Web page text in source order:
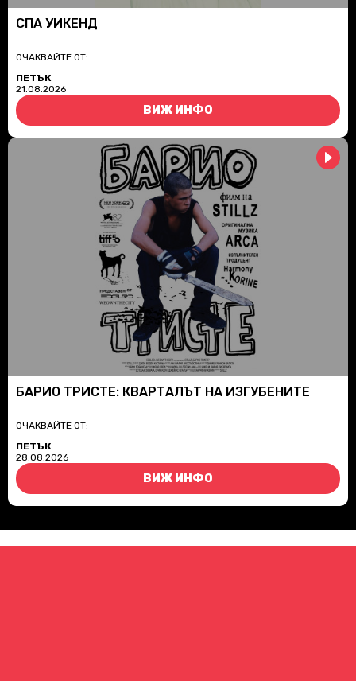
СПА УИКЕНД
ОЧАКВАЙТЕ ОТ:
ПЕТЪК
21.08.2026
ВИЖ ИНФО
БАРИО ТРИСТЕ: КВАРТАЛЪТ НА ИЗГУБЕНИТЕ
ОЧАКВАЙТЕ ОТ:
ПЕТЪК
28.08.2026
ВИЖ ИНФО